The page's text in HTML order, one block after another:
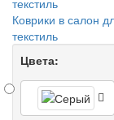
Коврики в салон
текстиль
Цвета: